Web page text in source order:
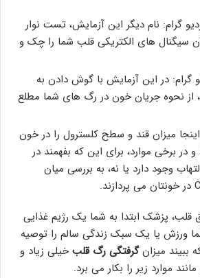
گرام: نام دیگر این آزمایش، تست نوار
سیگنال های الکتریکی قلب شما را چک و
گرام: در این آزمایش با گوش دادن به
از نحوه جریان خون در رگ های شما مطلع
میزان قند و سطح کلسترول را در خون
برخی موارد، برای این که بفهمند در
وجود دارد یا نه، به بررسی میان
قلب، پزشک ابتدا به شما یک رژیم غذایی
ورزش یا یک سبک زندگی سالم را توصیه
ببیند میزانگرفتگی رگ قلبخیلی زیاد و
موارد زیر را بکار می برد.